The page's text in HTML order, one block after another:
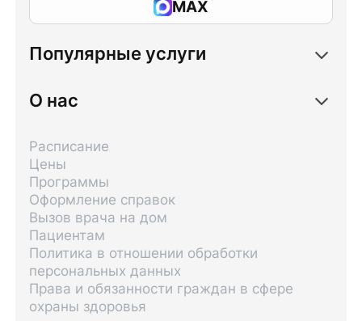
MAX
Популярные услуги
О нас
Расписание
Цены
Программы
Оформление справок
Вызов врача на дом
Пациентам
Политика в отношении обработки
персональных данных
Права и обязанности граждан в сфере
охраны здоровья